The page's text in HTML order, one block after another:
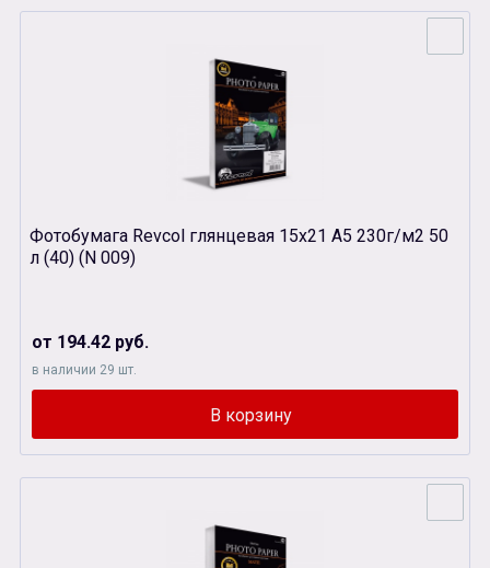
Фотобумага Revcol глянцевая 15х21 А5 230г/м2 50
л (40) (N 009)
от 194.42 руб.
в наличии 29 шт.